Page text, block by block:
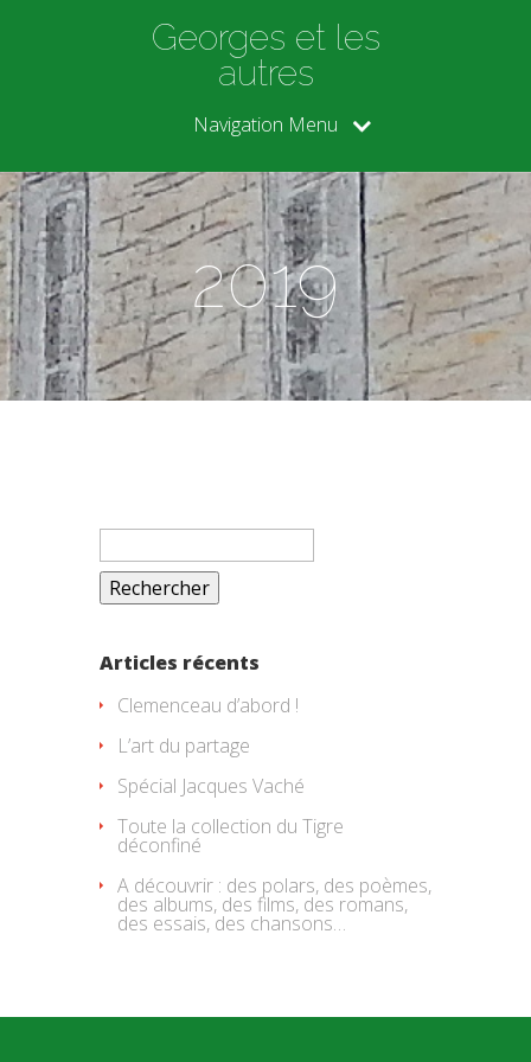
Georges et les
autres
Navigation Menu
2019
Rechercher :
Articles récents
Clemenceau d’abord !
L’art du partage
Spécial Jacques Vaché
Toute la collection du Tigre
déconfiné
A découvrir : des polars, des poèmes,
des albums, des films, des romans,
des essais, des chansons…